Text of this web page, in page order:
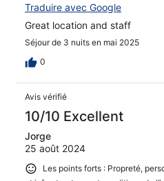
Traduire avec Google
Great location and staff
Séjour de 3 nuits en mai 2025
0
Avis vérifié
10/10 Excellent
Jorge
25 août 2024
Les points forts : Propreté,